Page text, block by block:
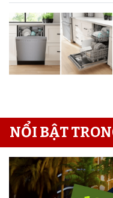
NỔI BẬT